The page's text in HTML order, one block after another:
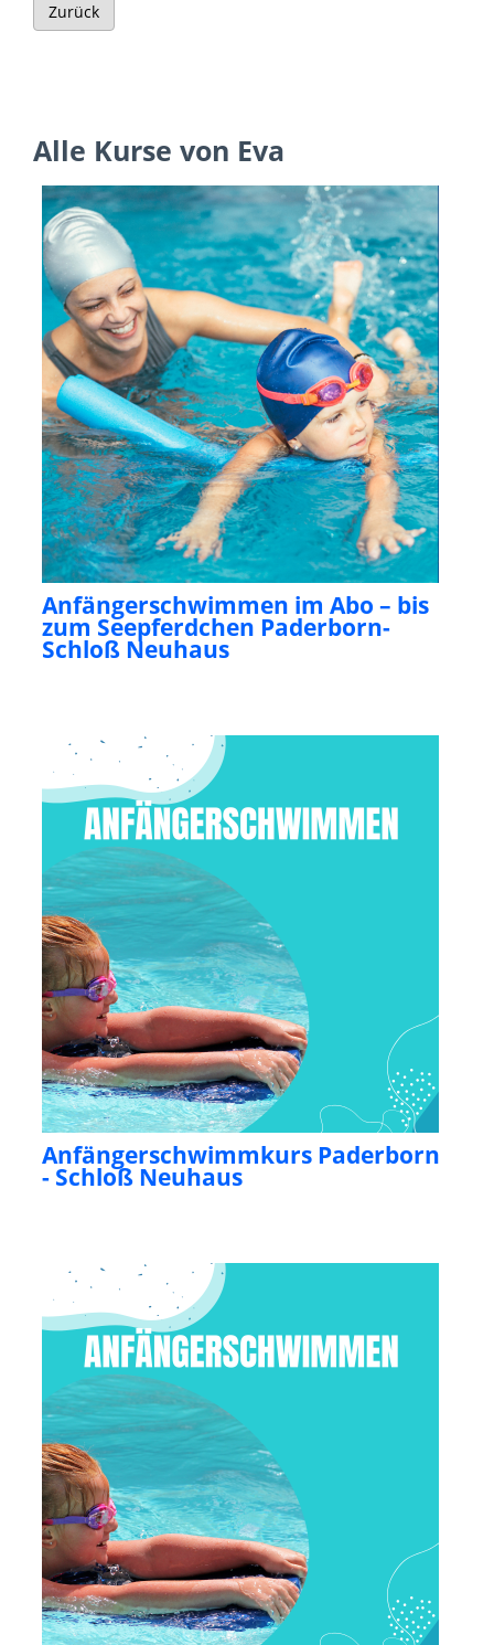
Zurück
Alle Kurse von Eva
Anfängerschwimmen im Abo – bis
zum Seepferdchen Paderborn-
Schloß Neuhaus
Anfängerschwimmkurs Paderborn
- Schloß Neuhaus